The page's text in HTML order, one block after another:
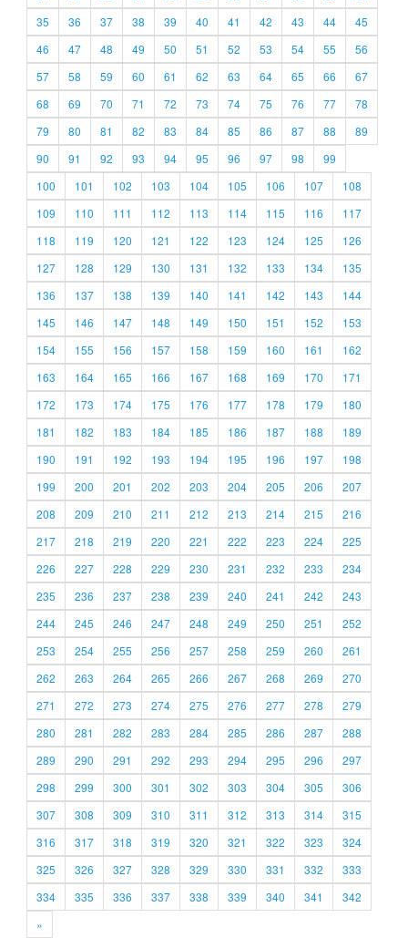
35
36 37 38 39 40 41 42 43 44
45
46
47 48 49 50 51 52 53 54 55
56
57
58 59 60 61 62 63 64 65 66
67
68
69 70 71 72 73 74 75 76 77
78
79
80 81 82 83 84 85 86 87 88
89
90
91 92 93 94 95 96 97 98
99
100
101 102 103 104 105 106 107
108
109
110 111 112 113 114 115 116
117
118
119 120 121 122 123 124 125
126
127
128 129 130 131 132 133 134
135
136
137 138 139 140 141 142 143
144
145
146 147 148 149 150 151 152
153
154
155 156 157 158 159 160 161
162
163
164 165 166 167 168 169 170
171
172
173 174 175 176 177 178 179
180
181
182 183 184 185 186 187 188
189
190
191 192 193 194 195 196 197
198
199
200 201 202 203 204 205 206
207
208
209 210 211 212 213 214 215
216
217
218 219 220 221 222 223 224
225
226
227 228 229 230 231 232 233
234
235
236 237 238 239 240 241 242
243
244
245 246 247 248 249 250 251
252
253
254 255 256 257 258 259 260
261
262
263 264 265 266 267 268 269
270
271
272 273 274 275 276 277 278
279
280
281 282 283 284 285 286 287
288
289
290 291 292 293 294 295 296
297
298
299 300 301 302 303 304 305
306
307
308 309 310 311 312 313 314
315
316
317 318 319 320 321 322 323
324
325
326 327 328 329 330 331 332
333
334
335 336 337 338 339 340 341
342
»